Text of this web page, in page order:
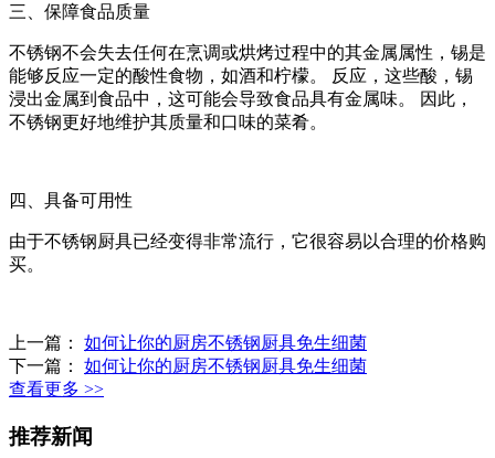
三、保障食品质量
不锈钢不会失去任何在烹调或烘烤过程中的其金属属性，锡是
能够反应一定的酸性食物，如酒和柠檬。 反应，这些酸，锡
浸出金属到食品中，这可能会导致食品具有金属味。 因此，
不锈钢更好地维护其质量和口味的菜肴。
四、具备可用性
由于不锈钢厨具已经变得非常流行，它很容易以合理的价格购
买。
上一篇： 如何让你的厨房不锈钢厨具免生细菌
下一篇： 如何让你的厨房不锈钢厨具免生细菌
查看更多 >>
推荐新闻